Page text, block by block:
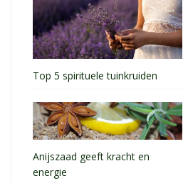
Top 5 spirituele tuinkruiden
Anijszaad geeft kracht en
energie